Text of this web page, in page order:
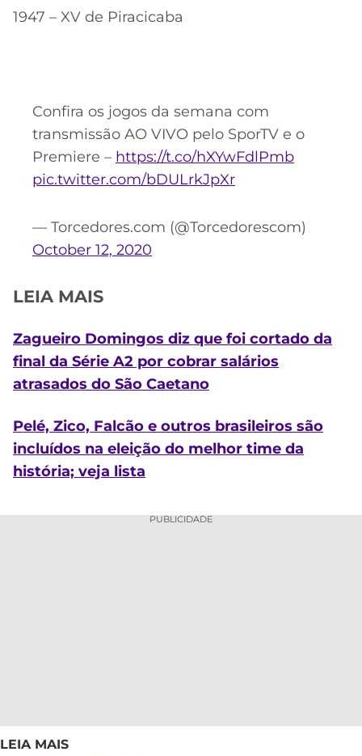
1947 – XV de Piracicaba
Confira os jogos da semana com
transmissão AO VIVO pelo SporTV e o
Premiere – https://t.co/hXYwFdlPmb
pic.twitter.com/bDULrkJpXr
— Torcedores.com (@Torcedorescom)
October 12, 2020
LEIA MAIS
Zagueiro Domingos diz que foi cortado da
final da Série A2 por cobrar salários
atrasados do São Caetano
Pelé, Zico, Falcão e outros brasileiros são
incluídos na eleição do melhor time da
história; veja lista
PUBLICIDADE
LEIA MAIS